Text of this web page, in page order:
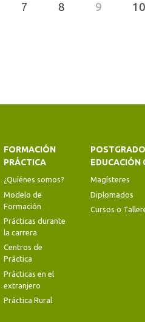
7 8 9 10
FORMACIÓN
PRÁCTICA
¿Quiénes somos?
Modelo de
Formación
Prácticas durante
la carrera
Centros de
Práctica
Prácticas en el
extranjero
Práctica Rural
EDUCACIÓN
Magísteres
Diplomados
Cursos o